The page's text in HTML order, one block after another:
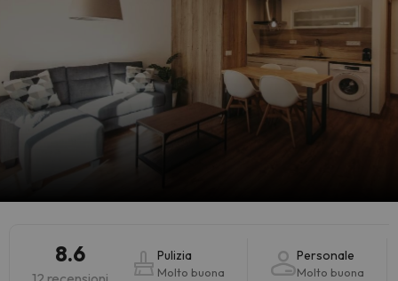
8.6 Pulizia
Molto buona
Personale
Molto buona